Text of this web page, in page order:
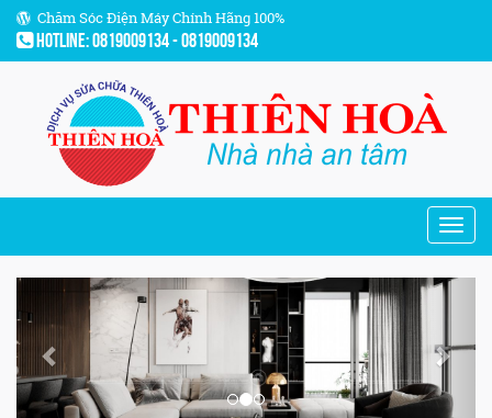
Chăm Sóc Điện Máy Chính Hãng 100%
Hotline: 0819009134 - 0819009134
Previous Next